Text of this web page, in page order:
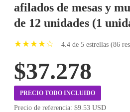
afilados de mesas y
de 12 unidades (1
★★★★☆ 4.4 de 5 estrellas (86
$37.278
PRECIO TODO INCLUIDO
Precio de referencia: $9.53 USD